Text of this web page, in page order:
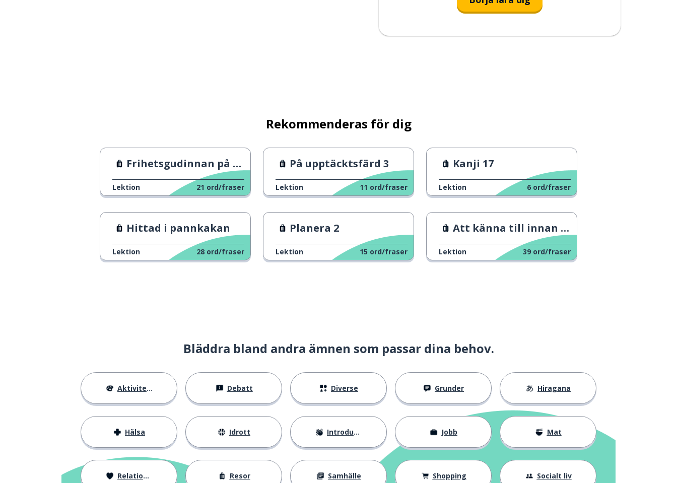
ivrigt
kolla
Rekommenderas för dig
Frihetsgudinnan på Odaiba
Lektion 21 ord/fraser
På upptäcktsfärd 3
Lektion 11 ord/fraser
Kanji 17
Lektion 6 ord/fraser
Hittad i pannkakan
Lektion 28 ord/fraser
Planera 2
Lektion 15 ord/fraser
Att känna till innan du reser utomlands
Lektion 39 ord/fraser
Bläddra bland andra ämnen som passar dina behov.
Aktiviteter Debatt Diverse Grunder Hiragana
Hälsa Idrott Introduktion Jobb Mat
Relationer Resor Samhälle Shopping Socialt liv